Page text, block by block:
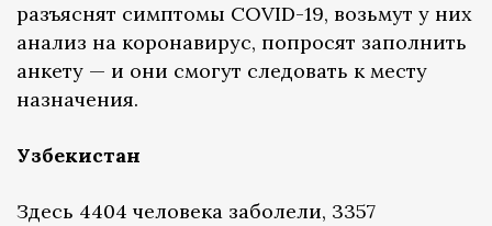
разъяснят симптомы COVID-19, возьмут у них
анализ на коронавирус, попросят заполнить
анкету — и они смогут следовать к месту
назначения.
Узбекистан
Здесь 4404 человека заболели, 3357